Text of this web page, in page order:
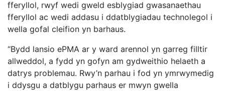
fferyllol, rwyf wedi gweld esblygiad gwasanaethau
fferyllol ac wedi addasu i ddatblygiadau technolegol i
wella gofal cleifion yn barhaus.
“Bydd lansio ePMA ar y ward arennol yn garreg filltir
allweddol, a fydd yn gofyn am gydweithio helaeth a
datrys problemau. Rwy’n parhau i fod yn ymrwymedig
i ddysgu a datblygu parhaus er mwyn gwella